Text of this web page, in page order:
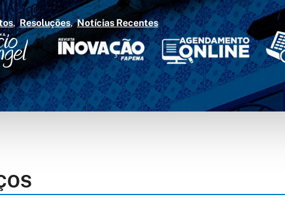
Resoluções Notícias Recentes